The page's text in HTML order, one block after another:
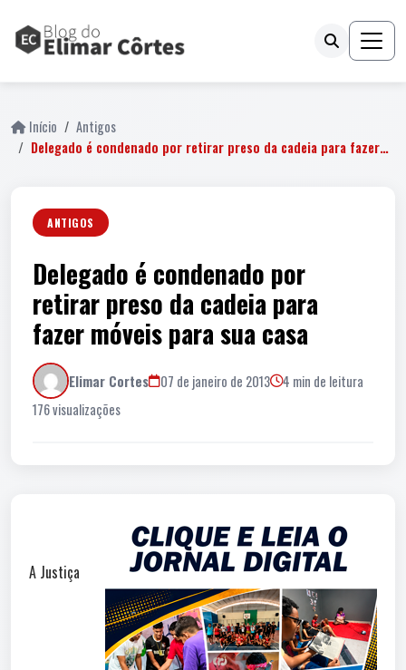
Início
Antigos
Delegado é condenado por retirar preso da cadeia para fazer…
ANTIGOS
Delegado é condenado por
retirar preso da cadeia para
fazer móveis para sua casa
Elimar Cortes 07 de janeiro de 2013
4 min de leitura
176 visualizações
A Justiça